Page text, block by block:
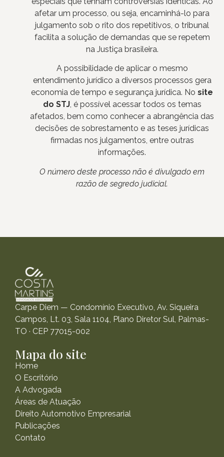
afetar um processo, ou seja, encaminhá-lo para
julgamento sob o rito dos repetitivos, o tribunal
facilita a solução de demandas que se repetem
na Justiça brasileira.
A possibilidade de aplicar o mesmo
entendimento jurídico a diversos processos gera
economia de tempo e segurança jurídica. No site
do STJ, é possível acessar todos os temas
afetados, bem como conhecer a abrangência das
decisões de sobrestamento e as teses jurídicas
firmadas nos julgamentos, entre outras
informações.
O número deste processo não é divulgado em
razão de segredo judicial.
Carpe Diem — Condomínio Executivo, Av. Siqueira
Campos, Lt. 03, Sala 1104, Plano Diretor Sul, Palmas-
TO · CEP 77015-002
Mapa do site
Home
O Escritório
A Advogada
Áreas de Atuação
Direito Automotivo Empresarial
Publicações
Contato